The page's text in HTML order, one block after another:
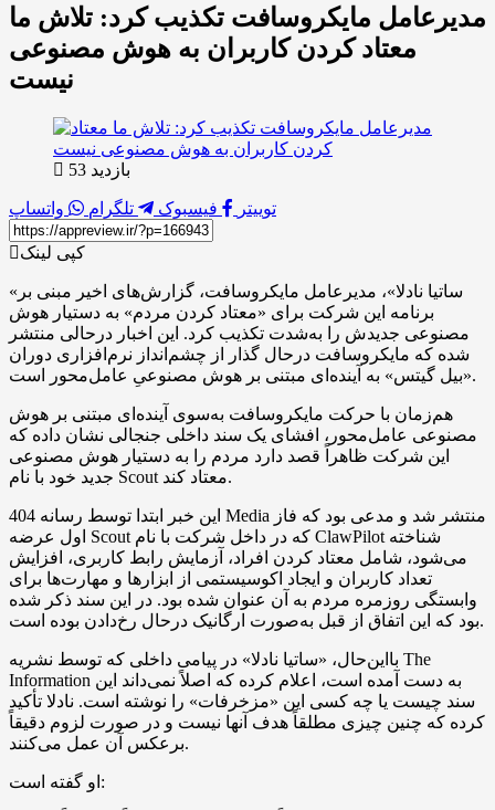
مدیرعامل مایکروسافت تکذیب کرد: تلاش ما
معتاد کردن کاربران به هوش مصنوعی
نیست
بازدید 53
توییتر فیسبوک تلگرام واتساپ
کپی لینک
«ساتیا نادلا»، مدیرعامل مایکروسافت، گزارش‌های اخیر مبنی بر
برنامه این شرکت برای «معتاد کردن مردم» به دستیار هوش
مصنوعی جدیدش را به‌شدت تکذیب کرد. این اخبار درحالی منتشر
شده که مایکروسافت درحال گذار از چشم‌انداز نرم‌افزاری دوران
«بیل گیتس» به آینده‌ای مبتنی بر هوش مصنوعیِ عامل‌محور است.
هم‌زمان با حرکت مایکروسافت به‌سوی آینده‌ای مبتنی بر هوش
مصنوعی عامل‌محور، افشای یک سند داخلی جنجالی نشان داده که
این شرکت ظاهراً قصد دارد مردم را به دستیار هوش مصنوعی
جدید خود با نام Scout معتاد کند.
این خبر ابتدا توسط رسانه 404 Media منتشر شد و مدعی بود که فاز
اول عرضه Scout که در داخل شرکت با نام ClawPilot شناخته
می‌شود، شامل معتاد کردن افراد، آزمایش رابط کاربری، افزایش
تعداد کاربران و ایجاد اکوسیستمی از ابزارها و مهارت‌ها برای
وابستگی روزمره مردم به آن عنوان شده بود. در این سند ذکر شده
بود که این اتفاق از قبل به‌صورت ارگانیک درحال رخ‌دادن بوده است.
بااین‌حال، «ساتیا نادلا» در پیامی داخلی که توسط نشریه The
Information به دست آمده است، اعلام کرده که اصلاً نمی‌داند این
سند چیست یا چه کسی این «مزخرفات» را نوشته است. نادلا تأکید
کرده که چنین چیزی مطلقاً هدف آنها نیست و در صورت لزوم دقیقاً
برعکس آن عمل می‌کنند.
او گفته است: